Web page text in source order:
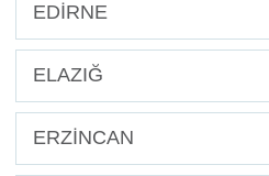
EDİRNE
ELAZIĞ
ERZİNCAN